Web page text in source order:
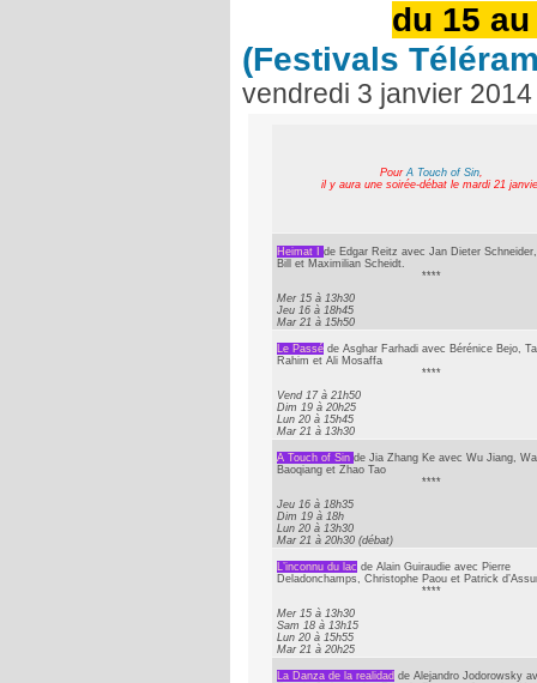
du 15
(Festivals
vendredi 3 janvier 2014
PourA Touch of Sin,
il y aura une soirée-débat le mardi 21
Heimat I de Edgar Reitz avec Jan Dieter
Bill et Maximilian Scheidt.
****
Mer 15 à 13h30
Jeu 16 à 18h45
Mar 21 à 15h50
Le Passéde Asghar Farhadi avec Bérénice Bejo,
Rahim et Ali Mosaffa
****
Vend 17 à 21h50
Dim 19 à 20h25
Lun 20 à 15h45
Mar 21 à 13h30
A Touch of Sin de Jia Zhang Ke avec Wu Jiang,
Baoqiang et Zhao Tao
****
Jeu 16 à 18h35
Dim 19 à 18h
Lun 20 à 13h30
Mar 21 à 20h30 (débat)
L’inconnu du lac de Alain Guiraudie avec Pierre
Deladonchamps, Christophe Paou et Patrick
****
Mer 15 à 13h30
Sam 18 à 13h15
Lun 20 à 15h55
Mar 21 à 20h25
La Danza de la realidad de Alejandro Jodorowsky